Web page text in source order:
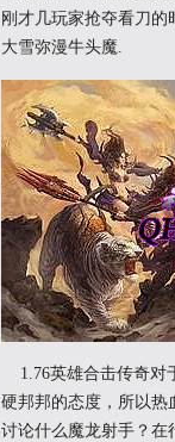
刚才几玩家抢夺看刀的
大雪弥漫牛头魔.
1.76英雄合击传奇对
硬邦邦的态度，所以热
讨论什么魔龙射手？在